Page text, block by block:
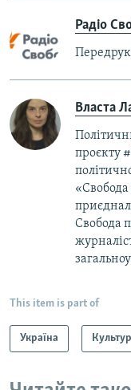
Радіо
Передрук
Власта
проєкту
Свобода
This item is part of
Україна